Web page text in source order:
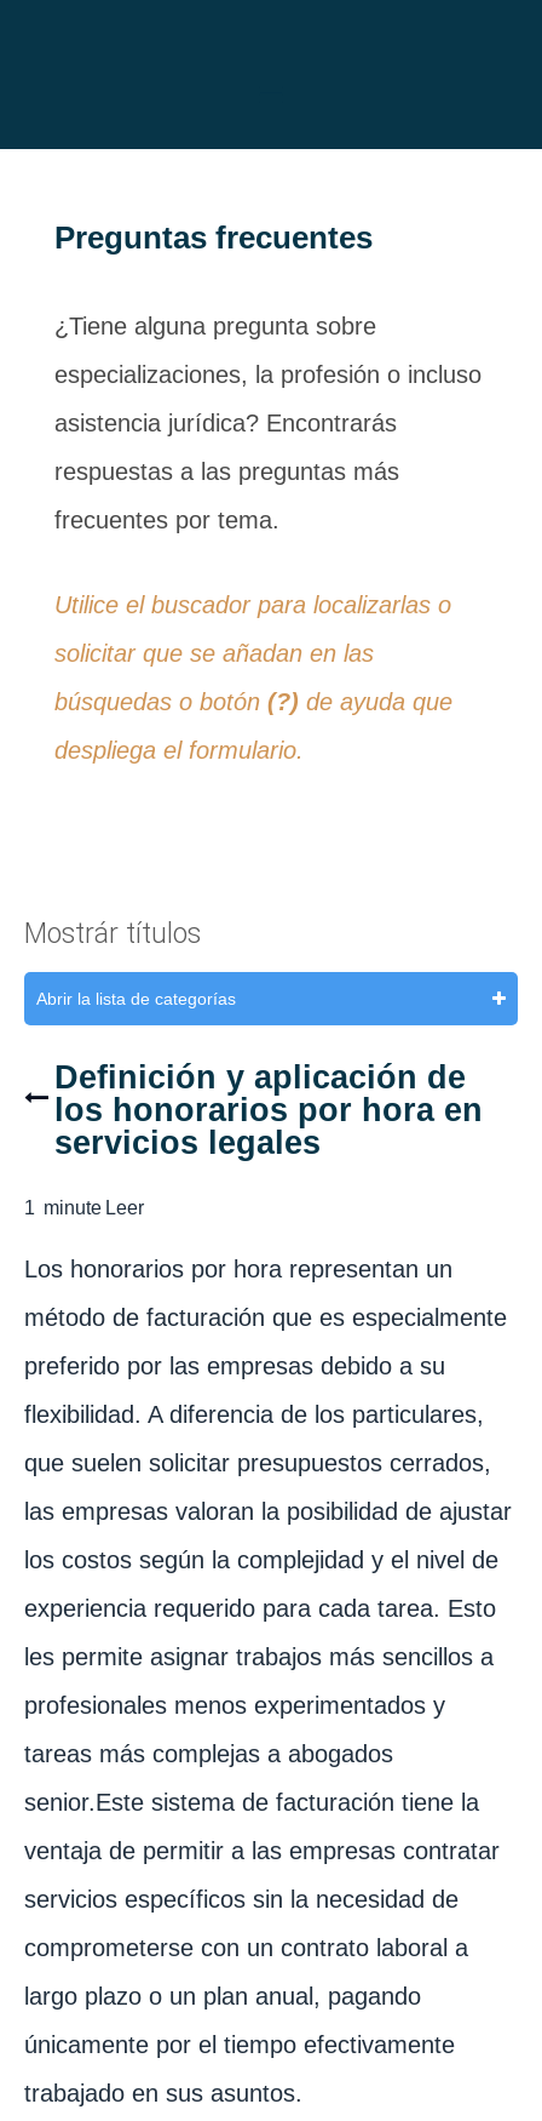
Preguntas frecuentes
¿Tiene alguna pregunta sobre
especializaciones, la profesión o incluso
asistencia jurídica? Encontrarás
respuestas a las preguntas más
frecuentes por tema.
Utilice el buscador para localizarlas o
solicitar que se añadan en las
búsquedas o botón (?) de ayuda que
despliega el formulario.
Mostrár títulos
Abrir la lista de categorías
Definición y aplicación de
los honorarios por hora en
servicios legales
1 minute Leer
Los honorarios por hora representan un
método de facturación que es especialmente
preferido por las empresas debido a su
flexibilidad. A diferencia de los particulares,
que suelen solicitar presupuestos cerrados,
las empresas valoran la posibilidad de ajustar
los costos según la complejidad y el nivel de
experiencia requerido para cada tarea. Esto
les permite asignar trabajos más sencillos a
profesionales menos experimentados y
tareas más complejas a abogados
senior.Este sistema de facturación tiene la
ventaja de permitir a las empresas contratar
servicios específicos sin la necesidad de
comprometerse con un contrato laboral a
largo plazo o un plan anual, pagando
únicamente por el tiempo efectivamente
trabajado en sus asuntos.